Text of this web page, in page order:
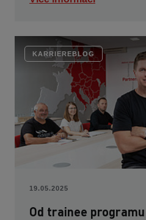
KARRIEREBLOG
19.05.2025
Od trainee